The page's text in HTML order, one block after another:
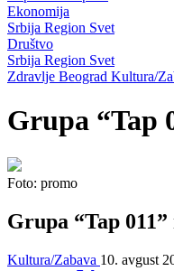
Ekonomija
Srbija Region Svet
Društvo
Srbija Region Svet
Zdravlje Beograd Kultura/
Grupa “Tap
Foto: promo
Grupa “Tap
Kultura/Zabava 10. avgust